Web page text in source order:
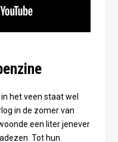
het veen staat wel
in de zomer van
een liter jenever
Tot hun